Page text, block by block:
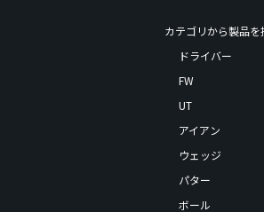
カテゴリから製品を
ドライバー
FW
UT
アイアン
ウェッジ
パター
ボール